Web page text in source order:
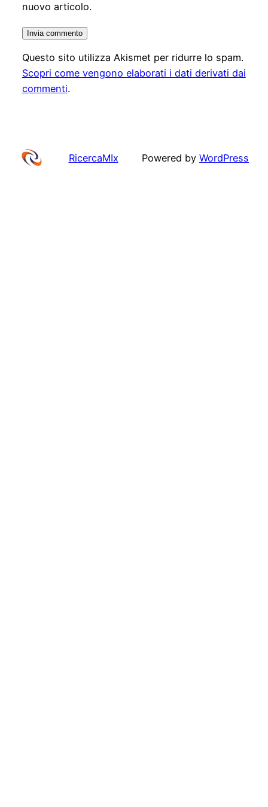
nuovo articolo.
Questo sito utilizza Akismet per ridurre lo spam.
Scopri come vengono elaborati i dati derivati dai
commenti.
RicercaMIx Powered by WordPress